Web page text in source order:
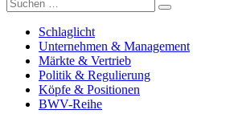
Versicherungswirtschaft-heute
nach:
Schlaglicht
Unternehmen & Management
Märkte & Vertrieb
Politik & Regulierung
Köpfe & Positionen
BWV-Reihe